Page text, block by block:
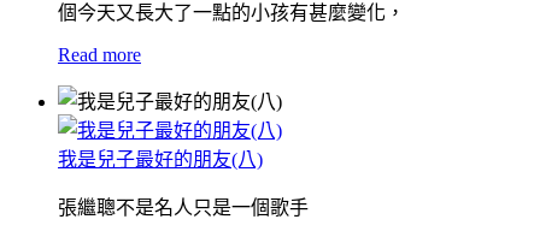
個今天又長大了一點的小孩有甚麼變化，
Read more
我是兒子最好的朋友(八)
張繼聰不是名人只是一個歌手